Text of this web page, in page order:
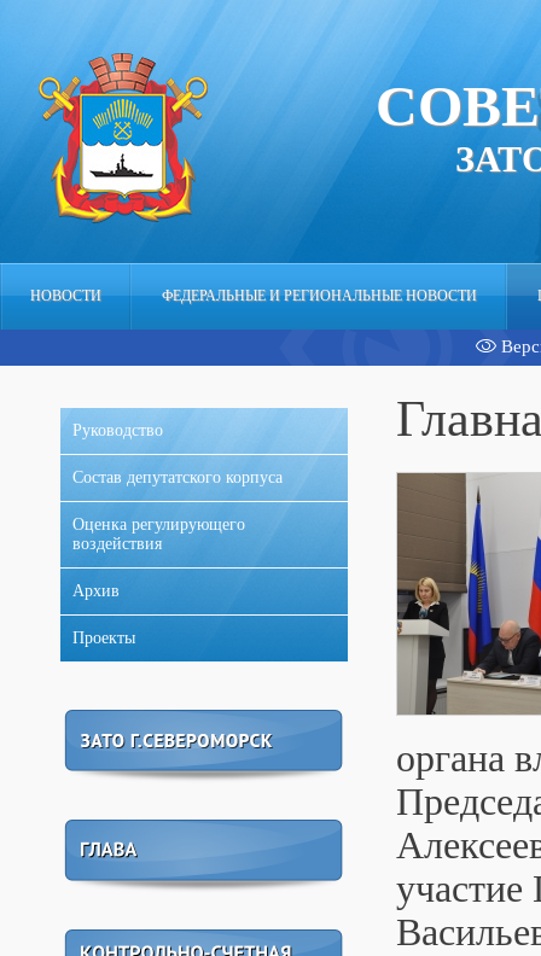
НОВОСТИ ФЕДЕРАЛЬНЫЕ И РЕГИОНАЛЬНЫЕ НОВОСТИ
АППАРАТ
Руководство
Состав депутатского корпуса
Оценка регулирующего
воздействия
Архив
Проекты
органа